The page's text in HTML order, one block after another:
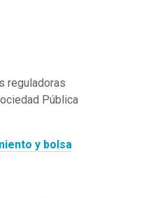
reguladoras
Pública
y bolsa